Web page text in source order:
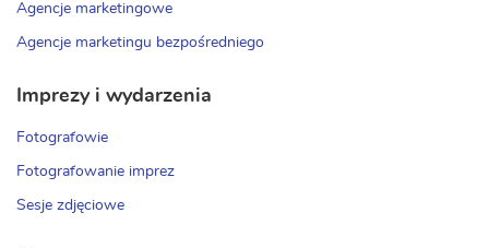
Agencje marketingowe
Agencje marketingu bezpośredniego
Imprezy i wydarzenia
Fotografowie
Fotografowanie imprez
Sesje zdjęciowe